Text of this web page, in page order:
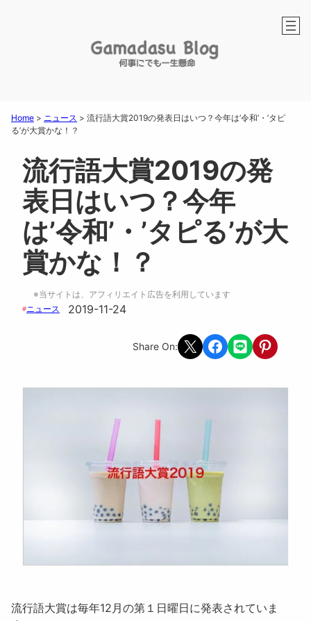
Home > ニュース > 流行語大賞2019の発表日はいつ？今年は’令和’・’タピ
る’が大賞かな！？
流行語大賞2019の発
表日はいつ？今年
は’令和’・’タピる’が大
賞かな！？
※当サイトは、アフィリエイト広告を利用しています
#ニュース 2019-11-24
Share On: Share on X Share on Facebook
Share on LINEShare on
流行語大賞は毎年12月の第１日曜日に発表されていま